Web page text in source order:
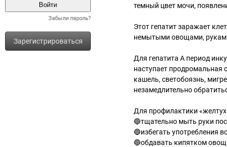
Забыли пароль?
Зарегистрироваться
темный цвет мочи,
Этот гепатит заражает
немытыми овощами,
Для гепатита А период
наступает продромальная
кашель, светобоязнь,
незамедлительно
Для профилактики
🔵тщательно мыть руки
🔵избегать употребления
🔵обдавать кипятком